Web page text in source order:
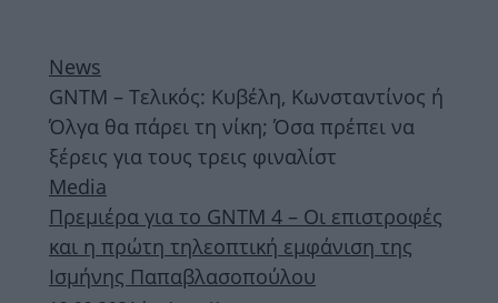
News
GNTM – Τελικός: Κυβέλη, Κωνσταντίνος ή
Όλγα θα πάρει τη νίκη; Όσα πρέπει να
ξέρεις για τους τρεις φιναλίστ
Media
Πρεμιέρα για το GNTM 4 – Οι επιστροφές
και η πρώτη τηλεοπτική εμφάνιση της
Ισμήνης Παπαβλασοπούλου